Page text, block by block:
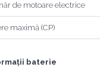
de motoare electrice
maximă (CP)
baterie